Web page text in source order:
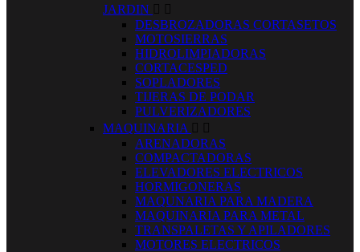
JARDIN  
DESBROZADORAS CORTASETOS
MOTOSIERRAS
HIDROLIMPIADORAS
CORTACESPED
SOPLADORES
TIJERAS DE PODAR
PULVERIZADORES
MAQUINARIA  
ARENADORAS
COMPACTADORAS
ELEVADORES ELECTRICOS
HORMIGONERAS
MAQUNARIA PARA MADERA
MAQUINARIA PARA METAL
TRANSPALETAS Y APILADORES
MOTORES ELECTRICOS